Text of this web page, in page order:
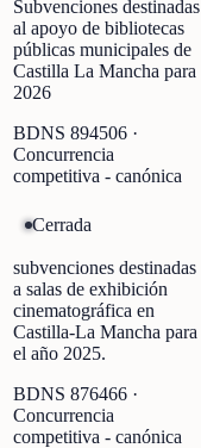
Subvenciones destinadas
al apoyo de bibliotecas
públicas municipales de
Castilla La Mancha para
2026
BDNS 894506 ·
Concurrencia
competitiva - canónica
Cerrada
subvenciones destinadas
a salas de exhibición
cinematográfica en
Castilla-La Mancha para
el año 2025.
BDNS 876466 ·
Concurrencia
competitiva - canónica